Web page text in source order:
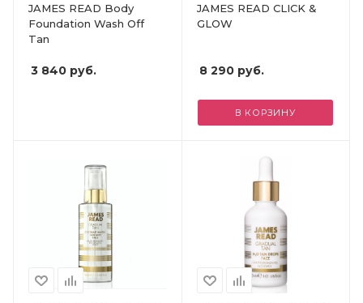
JAMES READ Body
Foundation Wash Off
Tan
3 840 руб.
JAMES READ CLICK &
GLOW
8 290руб.
В КОРЗИНУ